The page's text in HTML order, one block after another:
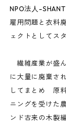
NPO法⼈-
雇用問題と衣料
ェクトとしてス
繊維産業が盛
に大量に廃棄さ
してまとめ 原
ニングを受けた
ンド古来の木製